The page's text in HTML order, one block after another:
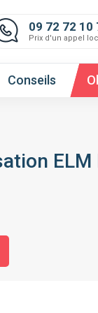
09 72 72 10
Prix d'un appel
devis,
Conseils